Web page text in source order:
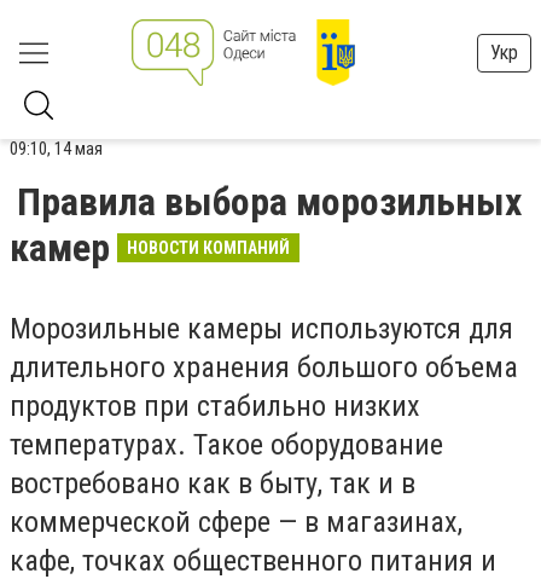
Укр
09:10, 14 мая
Правила выбора морозильных
камер
НОВОСТИ КОМПАНИЙ
Морозильные камеры используются для
длительного хранения большого объема
продуктов при стабильно низких
температурах. Такое оборудование
востребовано как в быту, так и в
коммерческой сфере — в магазинах,
кафе, точках общественного питания и